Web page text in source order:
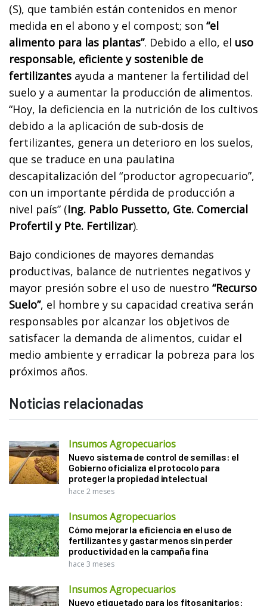
(S), que también están contenidos en menor
medida en el abono y el compost; son “el
alimento para las plantas”. Debido a ello, el uso
responsable, eficiente y sostenible de
fertilizantes ayuda a mantener la fertilidad del
suelo y a aumentar la producción de alimentos.
“Hoy, la deficiencia en la nutrición de los cultivos
debido a la aplicación de sub-dosis de
fertilizantes, genera un deterioro en los suelos,
que se traduce en una paulatina
descapitalización del “productor agropecuario”,
con un importante pérdida de producción a
nivel país” (Ing. Pablo Pussetto, Gte. Comercial
Profertil y Pte. Fertilizar).
Bajo condiciones de mayores demandas
productivas, balance de nutrientes negativos y
mayor presión sobre el uso de nuestro “Recurso
Suelo”, el hombre y su capacidad creativa serán
responsables por alcanzar los objetivos de
satisfacer la demanda de alimentos, cuidar el
medio ambiente y erradicar la pobreza para los
próximos años.
Noticias relacionadas
Insumos Agropecuarios
Nuevo sistema de control de semillas: el
Gobierno oficializa el protocolo para
proteger la propiedad intelectual
hace 2 meses
Insumos Agropecuarios
Cómo mejorar la eficiencia en el uso de
fertilizantes y gastar menos sin perder
productividad en la campaña fina
hace 3 meses
Insumos Agropecuarios
Nuevo etiquetado para los fitosanitarios: